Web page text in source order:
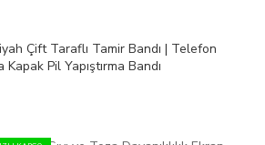
Çift Taraflı Tamir Bandı | Telefon
Pil Yapıştırma Bandı